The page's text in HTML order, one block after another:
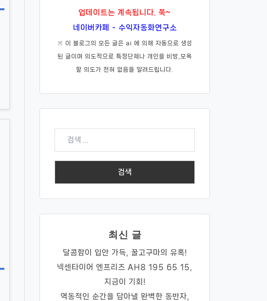
업데이트는 계속됩니다. 쭉~
네이버카페 - 수익자동화연구소
※ 이 블로그의 모든 글은 ai 에 의해 자동으로 생성
된 글이며 의도적으로 특정단체나 개인을 비방,모욕
할 의도가 전혀 없음을 알려드립니다.
검
최신 글
달콤함이 입안 가득, 꿀고구마의 유혹!
넥센타이어 엔프리즈 AH8 195 65 15,
지금이 기회!
역동적인 순간을 담아낼 완벽한 동반자,